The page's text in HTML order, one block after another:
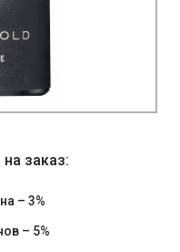
заказ:
– 3%
– 5%